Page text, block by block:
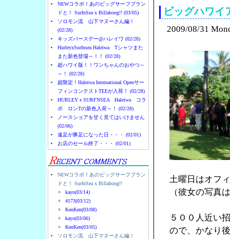
NEWコラボ！あのビッグサーフブラン
ドと！ SurfnSea x Billabong!! (03/05)
ソロモン流 山下マヌーさん編！
(02/28)
キッズバースデー@ハレイワ (02/28)
HurleyxSurfnsea Haleiwa Tシャツまた
また新色登場～！！ (02/28)
超ハワイ版！！ワンちゃんのおやつ～
～！ (02/28)
超限定！Haleiwa International Openサー
フィンコンテストTEEが入荷！ (02/28)
HURLEYｘSURFNSEA Haleiwa コラ
ボ ロンTの新色入荷～！ (02/28)
ノースショアを甘く見てはいけません
(02/06)
遠足が豚足になった日・・・ (02/01)
お店のセール終了・・・ (02/01)
NEWコラボ！あのビッグサーフブラン
ドと！ SurfnSea x Billabong!!
kayo(03/14)
4173(03/12)
KenKen(03/08)
kayo(03/06)
KenKen(03/05)
ソロモン流 山下マヌーさん編！
ビッグハワイ
2009/08/31
土曜日はオフ
（彼女の写真
５００人近い
ので、かなり